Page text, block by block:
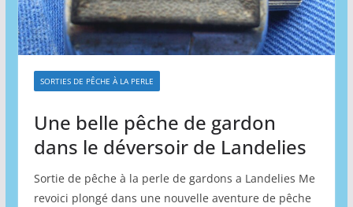
SORTIES DE PÊCHE À LA PERLE
Une belle pêche de gardon
dans le déversoir de Landelies
Sortie de pêche à la perle de gardons a Landelies Me
revoici plongé dans une nouvelle aventure de pêche